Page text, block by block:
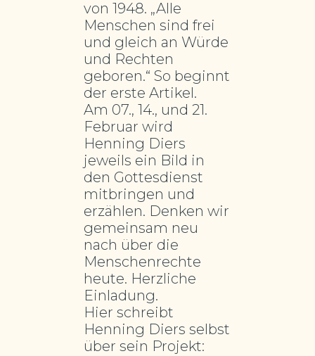
von 1948. „Alle
Menschen sind frei
und gleich an Würde
und Rechten
geboren.“ So beginnt
der erste Artikel.
Am 07., 14., und 21.
Februar wird
Henning Diers
jeweils ein Bild in
den Gottesdienst
mitbringen und
erzählen. Denken wir
gemeinsam neu
nach über die
Menschenrechte
heute. Herzliche
Einladung.
Hier schreibt
Henning Diers selbst
über sein Projekt: